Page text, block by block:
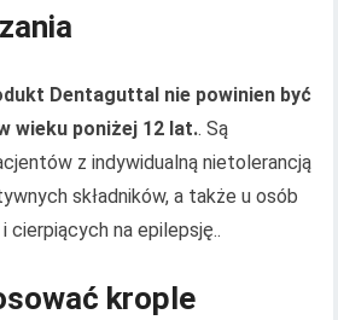
Dentaguttal nie powinien być
wieku poniżej 12 lat.. Są
z indywidualną nietolerancją
składników, a także u osób
cierpiących na epilepsję..
krople